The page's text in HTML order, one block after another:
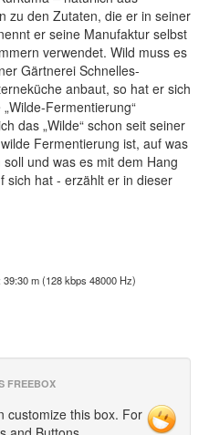
zu den Zutaten, die er in seiner
er seine Manufaktur selbst
verwendet. Wild muss es
Gärtnerei Schnelles-
anbaut, so hat er sich
Fermentierung“
das „Wilde“ schon seit seiner
Fermentierung ist, auf was
und was es mit dem Hang
sich hat - erzählt er in dieser
m (128 kbps 48000 Hz)
FREEBOX
customize this box. For